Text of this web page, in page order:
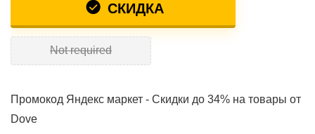
СКИДКА
Not required
Промокод Яндекс маркет - Скидки до 34% на товары от
Dove